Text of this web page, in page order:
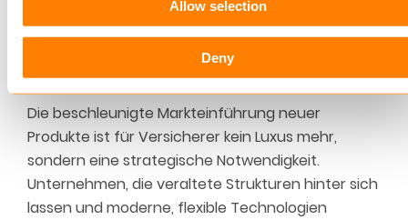
Allow selection
Deny
nahtlose Integration in verschiedene
Vertriebskanäle.
Der Weg in die Zukunft für Versicherer
Die beschleunigte Markteinführung neuer
Produkte ist für Versicherer kein Luxus mehr,
sondern eine strategische Notwendigkeit.
Unternehmen, die veraltete Strukturen hinter sich
lassen und moderne, flexible Technologien